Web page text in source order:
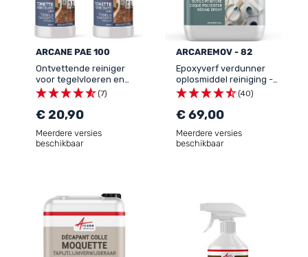
ARCANE PAE 100
Ontvettende reiniger
voor tegelvloeren en
buitenvloeren -
ONTVETTENDE
VLOERREINIGER
(7)
€ 20,90
Meerdere versies
beschikbaar
ARCAREMOV - 82
Epoxyverf verdunner
oplosmiddel reiniging -
Reiniger
toepassingsmateriaal
EPOXY, Romp reiniger
(40)
€ 69,00
Meerdere versies
beschikbaar